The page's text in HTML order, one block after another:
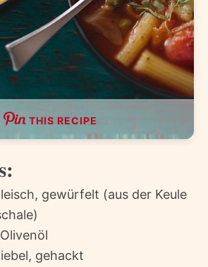
THIS RECIPE
gewürfelt (aus der Keule
gehackt